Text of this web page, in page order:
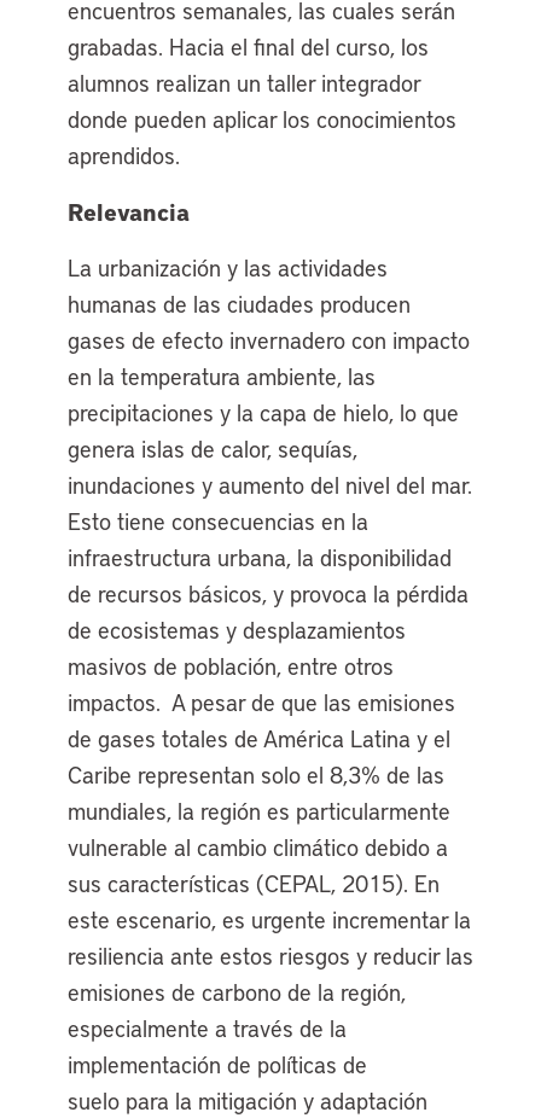
encuentros semanales, las cuales serán
grabadas. Hacia el final del curso, los
alumnos realizan un taller integrador
donde pueden aplicar los conocimientos
aprendidos.
Relevancia
La urbanización y las actividades
humanas de las ciudades producen
gases de efecto invernadero con impacto
en la temperatura ambiente, las
precipitaciones y la capa de hielo, lo que
genera islas de calor, sequías,
inundaciones y aumento del nivel del mar.
Esto tiene consecuencias en la
infraestructura urbana, la disponibilidad
de recursos básicos, y provoca la pérdida
de ecosistemas y desplazamientos
masivos de población, entre otros
impactos. A pesar de que las emisiones
de gases totales de América Latina y el
Caribe representan solo el 8,3% de las
mundiales, la región es particularmente
vulnerable al cambio climático debido a
sus características (CEPAL, 2015). En
este escenario, es urgente incrementar la
resiliencia ante estos riesgos y reducir las
emisiones de carbono de la región,
especialmente a través de la
implementación de políticas de
suelo para la mitigación y adaptación